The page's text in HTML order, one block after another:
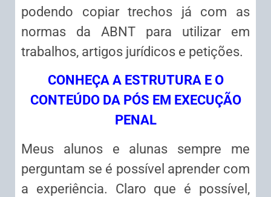
podendo copiar trechos já com as
normas da ABNT para utilizar em
trabalhos, artigos jurídicos e petições.
CONHEÇA A ESTRUTURA E O
CONTEÚDO DA PÓS EM EXECUÇÃO
PENAL
Meus alunos e alunas sempre me
perguntam se é possível aprender com
a experiência. Claro que é possível,